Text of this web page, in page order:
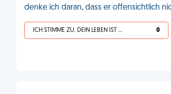
denke ich daran, dass er offensichtlich
ICH STIMME ZU, DEIN LEBEN IST SCHEISSE 0